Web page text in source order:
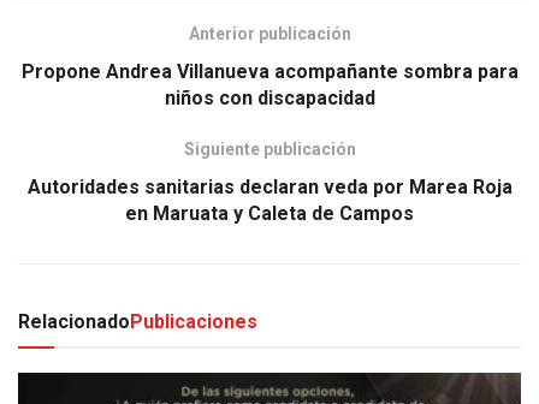
Anterior publicación
Propone Andrea Villanueva acompañante sombra para
niños con discapacidad
Siguiente publicación
Autoridades sanitarias declaran veda por Marea Roja
en Maruata y Caleta de Campos
Relacionado Publicaciones